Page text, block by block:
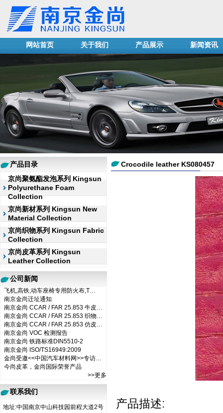
网站首页 关于我们 产品展示 新闻资讯
产品目录
京尚聚氨酯发泡系列 Kingsun
Polyurethane Foam
Collection
京尚新材系列 Kingsun New
Material Collection
京尚织物系列 Kingsun Fabric
Collection
京尚皮革系列 Kingsun
Leather Collection
公司新闻
飞机,高铁,动车座椅专用防火布,T…
南京金尚迁址通知
南京金尚 CCAR / FAR 25.853 牛皮…
南京金尚 CCAR / FAR 25.853 织物…
南京金尚 CCAR / FAR 25.853 仿皮…
南京金尚 VOC 检测报告
南京金尚 铁路标准DIN5510-2
南京金尚 ISO/TS16949:2009
金尚受邀<<中国汽车材料网>>专访…
今尚皮革，金尚国际荣誉产品
>>更多
联系我们
地址:中国南京中山科技园前程大道2号
Crocodile leather KS080457
产品描述: